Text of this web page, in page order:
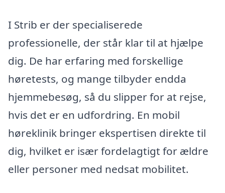
I Strib er der specialiserede
professionelle, der står klar til at hjælpe
dig. De har erfaring med forskellige
høretests, og mange tilbyder endda
hjemmebesøg, så du slipper for at rejse,
hvis det er en udfordring. En mobil
høreklinik bringer ekspertisen direkte til
dig, hvilket er især fordelagtigt for ældre
eller personer med nedsat mobilitet.